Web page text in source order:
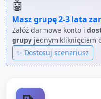
🤖
Masz grupę2-3 lata
Załóż darmowe konto i
grupy jednym kliknięciem
✨ Dostosuj scenariusz